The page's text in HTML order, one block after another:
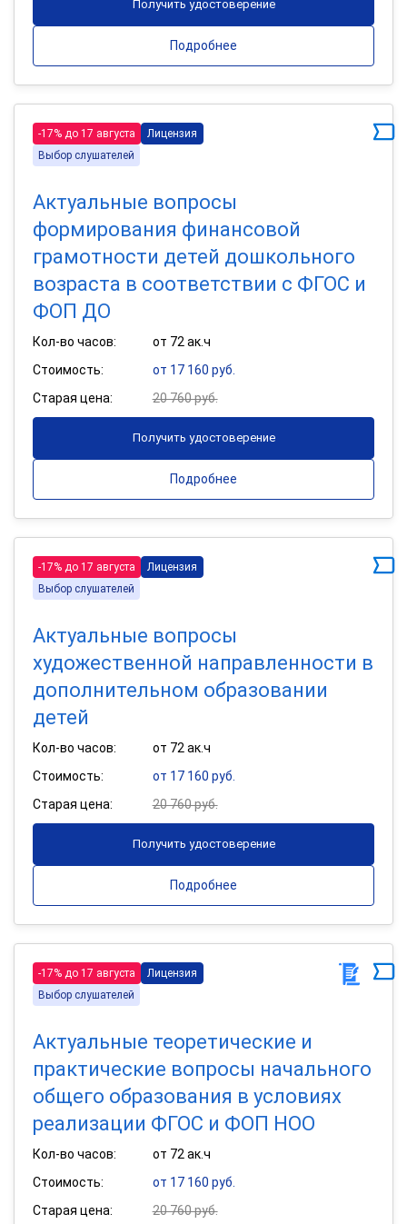
Получить удостоверение
Подробнее
-17% до 17 августа
Лицензия
Выбор слушателей
Актуальные вопросы
формирования финансовой
грамотности детей дошкольного
возраста в соответствии с ФГОС и
ФОП ДО
Кол-во часов:
от 72 ак.ч
Стоимость:
от 17 160 руб.
Старая цена:
20 760 руб.
Получить удостоверение
Подробнее
-17% до 17 августа
Лицензия
Выбор слушателей
Актуальные вопросы
художественной направленности в
дополнительном образовании
детей
Кол-во часов:
от 72 ак.ч
Стоимость:
от 17 160 руб.
Старая цена:
20 760 руб.
Получить удостоверение
Подробнее
-17% до 17 августа
Лицензия
Выбор слушателей
Актуальные теоретические и
практические вопросы начального
общего образования в условиях
реализации ФГОС и ФОП НОО
Кол-во часов:
от 72 ак.ч
Стоимость:
от 17 160 руб.
Старая цена:
20 760 руб.